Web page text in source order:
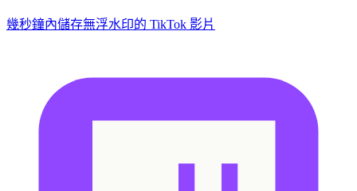
幾秒鐘內儲存無浮水印的 TikTok 影片